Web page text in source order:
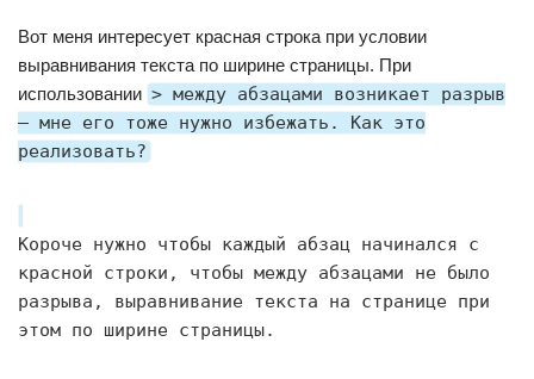
Вот меня интересует красная строка при условии
выравнивания текста по ширине страницы. При
использовании > между абзацами возникает разрыв
— мне его тоже нужно избежать. Как это
реализовать?
Короче нужно чтобы каждый абзац начинался с
красной строки, чтобы между абзацами не было
разрыва, выравнивание текста на странице при
этом по ширине страницы.